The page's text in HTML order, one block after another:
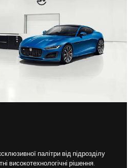
палітри від підрозділу
високотехнологічні рішення.